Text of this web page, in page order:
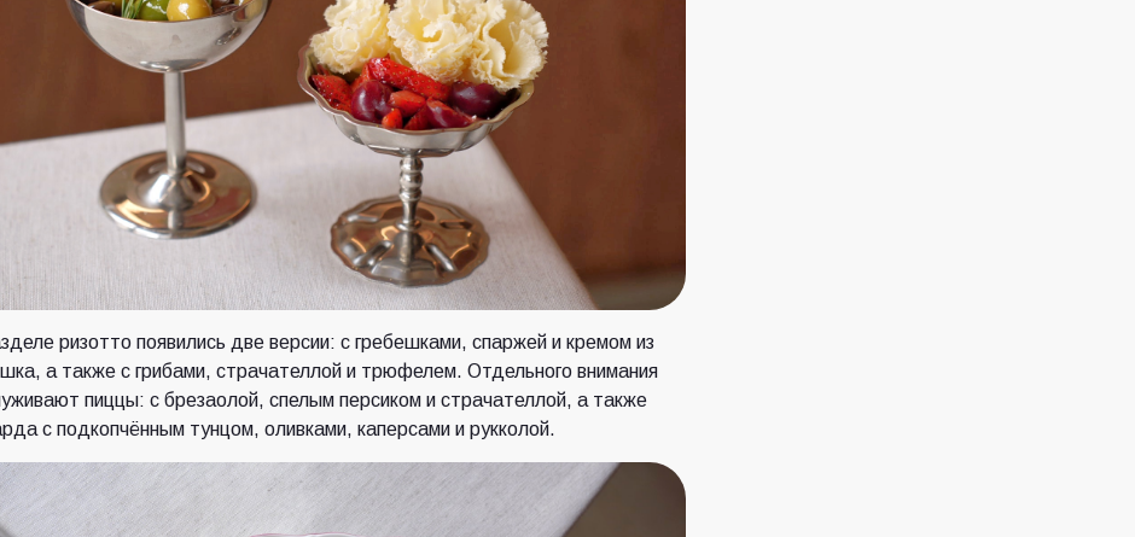
ризотто появились две версии: с гребешками, спаржей и кремом из
а также с грибами, страчателлой и трюфелем. Отдельного внимания
пиццы: с брезаолой, спелым персиком и страчателлой, а также
с подкопчённым тунцом, оливками, каперсами и рукколой.